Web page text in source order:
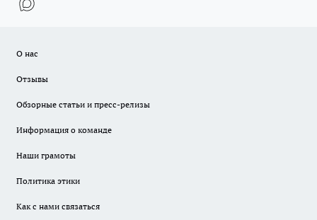
О нас
Отзывы
Обзорные статьи и пресс-релизы
Информация о команде
Наши грамоты
Политика этики
Как с нами связаться